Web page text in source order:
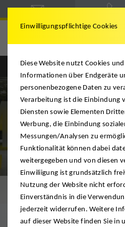
Einwilligungspflichtige Cookies
Diese Website nutzt Cookies
Informationen über Endgeräte
personenbezogene Daten zu
Verarbeitung ist die Einbindung
Diensten sowie Elementen
Werbung, die Einbindung
Messungen/Analysen zu
Funktionalität können dabei
weitergegeben und von diesen
Einwiliigung ist grundsätzlich
Nutzung der Website nicht
Einverständnis in die
jederzeit widerrufen. Weitere
auf dieser Website finden Sie in